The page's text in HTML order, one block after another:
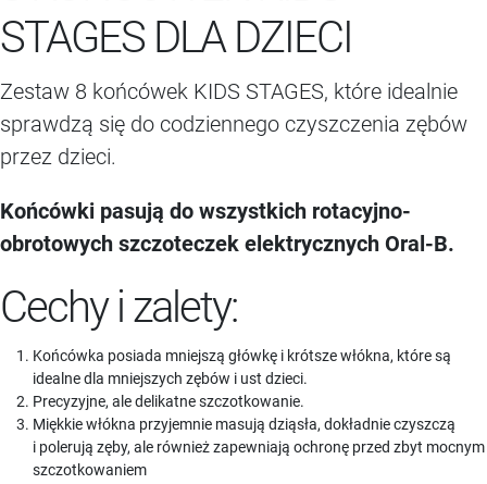
STAGES DLA DZIECI
Zestaw 8 końcówek KIDS STAGES, które idealnie
sprawdzą się do codziennego czyszczenia zębów
przez dzieci.
Końcówki pasują do wszystkich rotacyjno-
obrotowych szczoteczek elektrycznych Oral-B.
Cechy i zalety:
Końcówka posiada mniejszą główkę i krótsze włókna, które są
idealne dla mniejszych zębów i ust dzieci.
Precyzyjne, ale delikatne szczotkowanie.
Miękkie włókna przyjemnie masują dziąsła, dokładnie czyszczą
i polerują zęby, ale również zapewniają ochronę przed zbyt mocnym
szczotkowaniem